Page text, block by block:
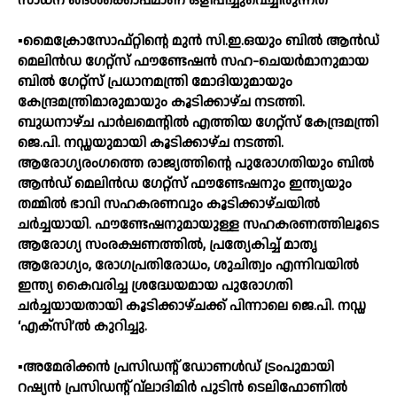
▪️മൈക്രോസോഫ്റ്റിന്റെ മുൻ സി.ഇ.ഒയും ബിൽ ആൻഡ്
മെലിൻഡ ഗേറ്റ്സ് ഫൗണ്ടേഷൻ സഹ-ചെയർമാനുമായ
ബിൽ ഗേറ്റ്സ് പ്രധാനമന്ത്രി മോദിയുമായും
കേന്ദ്രമന്ത്രിമാരുമായും കൂടിക്കാഴ്ച നടത്തി.
ബുധനാഴ്ച പാർലമെന്റിൽ എത്തിയ ഗേറ്റ്സ് കേന്ദ്രമന്ത്രി
ജെ.പി. നഡ്ഡയുമായി കൂടിക്കാഴ്ച നടത്തി.
ആരോഗ്യരംഗത്തെ രാജ്യത്തിന്റെ പുരോഗതിയും ബിൽ
ആൻഡ് മെലിൻഡ ഗേറ്റ്സ് ഫൗണ്ടേഷനും ഇന്ത്യയും
തമ്മിൽ ഭാവി സഹകരണവും കൂടിക്കാഴ്ചയിൽ
ചർച്ചയായി. ഫൗണ്ടേഷനുമായുള്ള സഹകരണത്തിലൂടെ
ആരോഗ്യ സംരക്ഷണത്തിൽ, പ്രത്യേകിച്ച് മാതൃ
ആരോഗ്യം, രോഗപ്രതിരോധം, ശുചിത്വം എന്നിവയിൽ
ഇന്ത്യ കൈവരിച്ച ശ്രദ്ധേയമായ പുരോഗതി
ചർച്ചയായതായി കൂടിക്കാഴ്ചക്ക് പിന്നാലെ ജെ.പി. നഡ്ഡ
‘എക്സി’ൽ കുറിച്ചു.
▪️അമേരിക്കൻ പ്രസിഡന്റ് ഡോണൾഡ് ട്രംപുമായി
റഷ്യൻ പ്രസിഡന്റ് വ്ലാദിമിർ പുടിൻ ടെലിഫോണിൽ